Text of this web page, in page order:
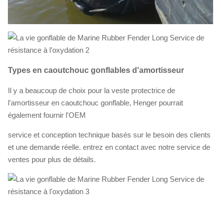
Types en caoutchouc gonflables d'amortisseur
Il y a beaucoup de choix pour la veste protectrice de
l'amortisseur en caoutchouc gonflable, Henger pourrait
également fournir l'OEM
service et conception technique basés sur le besoin des clients
et une demande réelle. entrez en contact avec notre service de
ventes pour plus de détails.